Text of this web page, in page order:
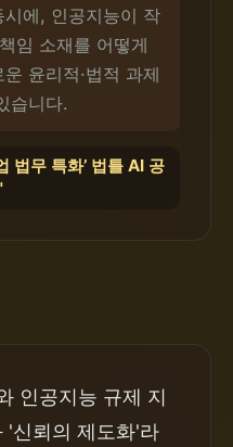
에, 인공지능이 작
임 소재를 어떻게
윤리적·법적 과제
습니다.
법무 특화’ 법틀 AI 공
인공지능 규제 지
'신뢰의 제도화'라